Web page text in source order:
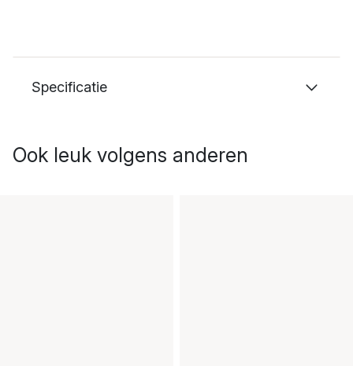
Specificatie
Ook leuk volgens anderen